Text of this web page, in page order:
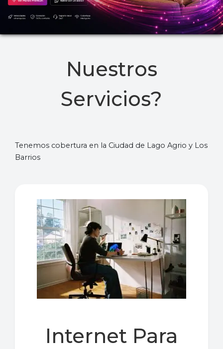
Nuestros
Servicios?
Tenemos cobertura en la Ciudad de Lago Agrio y Los
Barrios
Internet Para